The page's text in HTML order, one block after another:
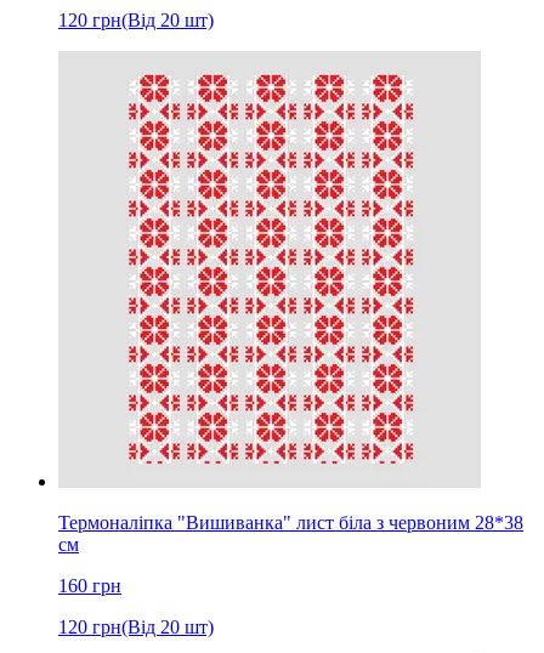
120 грн(Від 20 шт)
Термоналіпка "Вишиванка" лист біла з червоним 28*38
см
160 грн
120 грн(Від 20 шт)